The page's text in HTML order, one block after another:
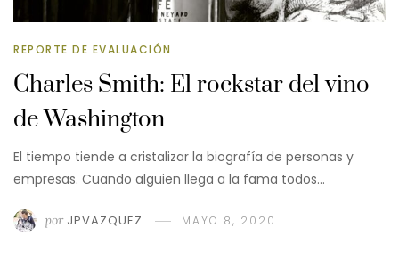
REPORTE DE EVALUACIÓN
Charles Smith: El rockstar del vino
de Washington
El tiempo tiende a cristalizar la biografía de personas y
empresas. Cuando alguien llega a la fama todos…
por JPVAZQUEZ MAYO 8, 2020